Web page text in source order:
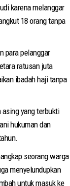
karena melanggar
18 orang tanpa
para pelanggar
ratusan juta
ibadah haji tanpa
yang terbukti
hukuman dan
seorang warga
menyelundupkan
untuk masuk ke